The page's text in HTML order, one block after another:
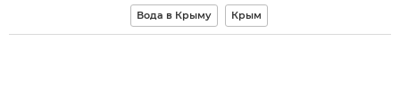
Вода в Крыму Крым